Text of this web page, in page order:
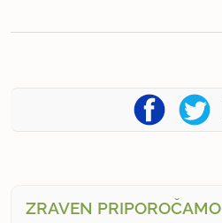
ZRAVEN PRIPOROČAMO